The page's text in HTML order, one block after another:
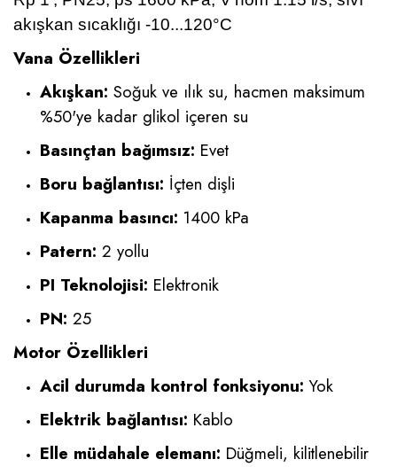
akışkan sıcaklığı -10...120°C
Vana Özellikleri
Akışkan: Soğuk ve ılık su, hacmen maksimum
%50'ye kadar glikol içeren su
Basınçtan bağımsız: Evet
Boru bağlantısı: İçten dişli
Kapanma basıncı: 1400 kPa
Patern: 2 yollu
PI Teknolojisi: Elektronik
PN: 25
Motor Özellikleri
Acil durumda kontrol fonksiyonu: Yok
Elektrik bağlantısı: Kablo
Elle müdahale elemanı: Düğmeli, kilitlenebilir